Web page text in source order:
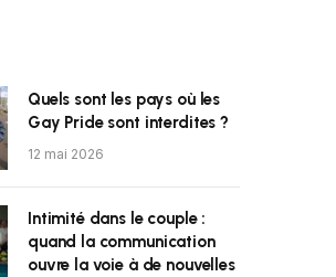
Quels sont les pays où les
Gay Pride sont interdites ?
12 mai 2026
Intimité dans le couple :
quand la communication
ouvre la voie à de nouvelles